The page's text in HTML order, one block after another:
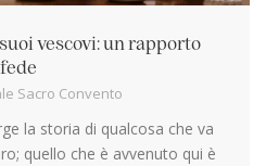
vescovi: un rapporto
Sacro Convento
la storia di qualcosa che va
quello che è avvenuto qui è